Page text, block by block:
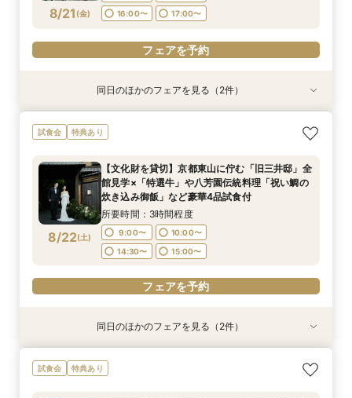
フェアを予約
フェアを予約
フェアを予約
8/21 (金)
16:00〜
17:00〜
フェアを予約
特典あり
8/21 (金 )
【組数限定】ご来館でAmazonギフト券プレゼン
ト！さらに、ご成約で挙式料100％OFF/料理2ラ
定の特典付リニューアル記念フェア◎
所要時間：3時間程度
11:00〜
14:00〜
16:00〜
17:00〜
フェアを予約
特典あり
8/21 (金 )
【少人数*おもてなし重視の方*必見】八坂の塔に
誓う挙式×実際のご婚礼料理ハーフコース試食で
所要時間：3時間程度
11:00〜
14:00〜
16:00〜
17:00〜
フェアを予約
同日のほかのフェアを見る（2件）
試食会 特典あり
8/22(土)
【文化財を貸切】京都東山に佇む「旧三井邸」全
館見学×「特選牛」や八芳園伝統料理「祝い鯛の
炊き込み御飯」など豪華4品試食付
所要時間：3時間程度
9:00〜
10:00〜
14:30〜
15:00〜
フェアを予約
特典あり
【初見学でも安心】気軽に見学◎結婚式準備ス
タートフェア
特典あり
【少人数*おもてなし重視の方*必見】八坂の塔に
誓う挙式×実際のご婚礼料理ハーフコース試食で
同日のほかのフェアを見る（2件）
試食会 特典あり